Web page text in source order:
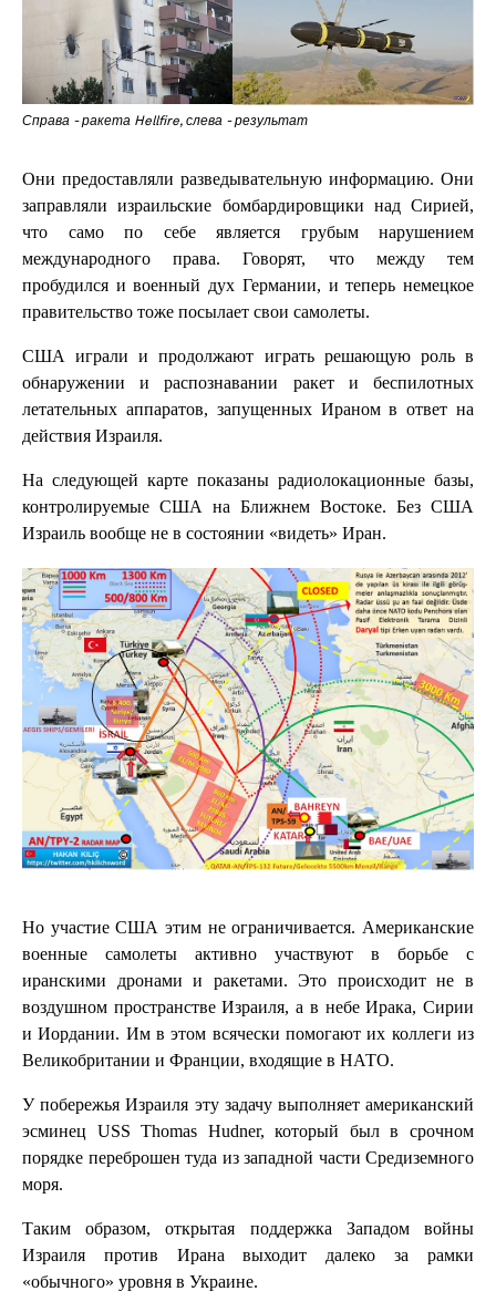
Справа - ракета Hellfire, слева - результат
Они предоставляли разведывательную информацию. Они
заправляли израильские бомбардировщики над Сирией,
что само по себе является грубым нарушением
международного права. Говорят, что между тем
пробудился и военный дух Германии, и теперь немецкое
правительство тоже посылает свои самолеты.
США играли и продолжают играть решающую роль в
обнаружении и распознавании ракет и беспилотных
летательных аппаратов, запущенных Ираном в ответ на
действия Израиля.
На следующей карте показаны радиолокационные базы,
контролируемые США на Ближнем Востоке. Без США
Израиль вообще не в состоянии «видеть» Иран.
Но участие США этим не ограничивается. Американские
военные самолеты активно участвуют в борьбе с
иранскими дронами и ракетами. Это происходит не в
воздушном пространстве Израиля, а в небе Ирака, Сирии
и Иордании. Им в этом всячески помогают их коллеги из
Великобритании и Франции, входящие в НАТО.
У побережья Израиля эту задачу выполняет американский
эсминец USS Thomas Hudner, который был в срочном
порядке переброшен туда из западной части Средиземного
моря.
Таким образом, открытая поддержка Западом войны
Израиля против Ирана выходит далеко за рамки
«обычного» уровня в Украине.